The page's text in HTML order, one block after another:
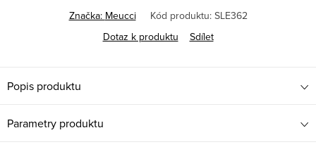
Značka: Meucci Kód produktu: SLE362
Dotaz k produktu
Sdílet
Popis produktu
Parametry produktu